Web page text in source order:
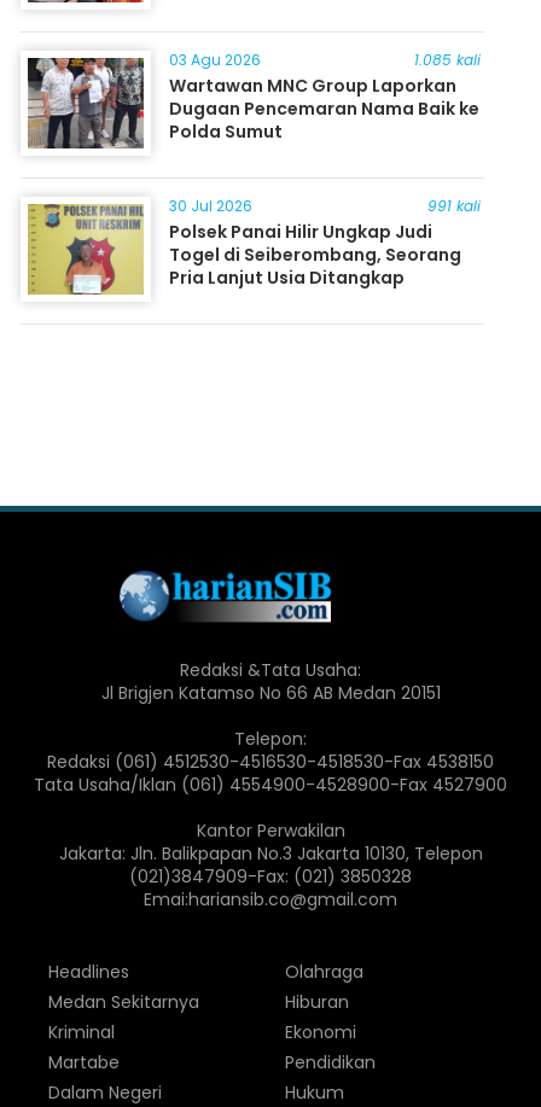
03 Agu 2026 1.085 kali
Wartawan MNC Group Laporkan
Dugaan Pencemaran Nama Baik ke
Polda Sumut
30 Jul 2026 991 kali
Polsek Panai Hilir Ungkap Judi
Togel di Seiberombang, Seorang
Pria Lanjut Usia Ditangkap
Redaksi &Tata Usaha:
Jl Brigjen Katamso No 66 AB Medan 20151
Telepon:
Redaksi (061) 4512530-4516530-4518530-Fax 4538150
Tata Usaha/Iklan (061) 4554900-4528900-Fax 4527900
Kantor Perwakilan
Jakarta: Jln. Balikpapan No.3 Jakarta 10130, Telepon
(021)3847909-Fax: (021) 3850328
Emai:hariansib.co@gmail.com
Headlines
Medan Sekitarnya
Kriminal
Martabe
Dalam Negeri
Olahraga
Hiburan
Ekonomi
Pendidikan
Hukum